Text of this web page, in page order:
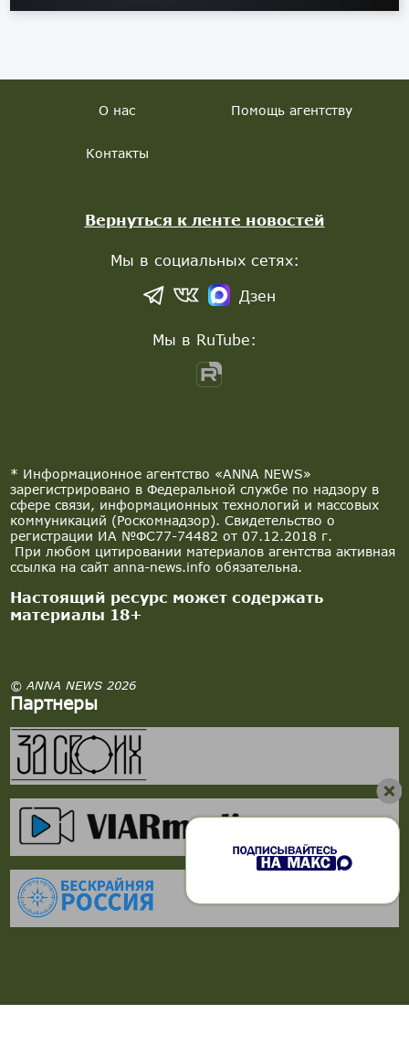
* Информационное агентство «ANNA NEWS»
зарегистрировано в Федеральной службе по надзору в
сфере связи, информационных технологий и массовых
коммуникаций (Роскомнадзор). Свидетельство о
регистрации ИА №ФС77-74482 от 07.12.2018 г.
При любом цитировании материалов агентства активная
ссылка на сайт anna-news.info обязательна.
Настоящий ресурс может содержать
материалы 18+
© ANNA NEWS 2026
Партнеры
О нас Помощь агентству
Контакты
Вернуться к ленте новостей
Мы в социальных сетях:
Дзен
Мы в RuTube: